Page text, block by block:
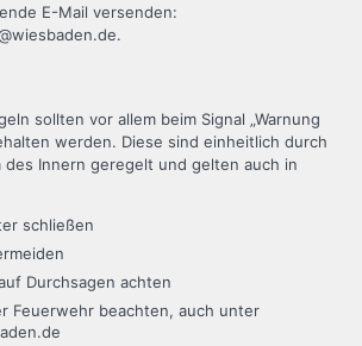
E-Mail versenden:
sollten vor allem beim Signal „Warnung
werden. Diese sind einheitlich durch
des Innern geregelt und gelten auch in
schließen
Durchsagen achten
Feuerwehr beachten, auch unter